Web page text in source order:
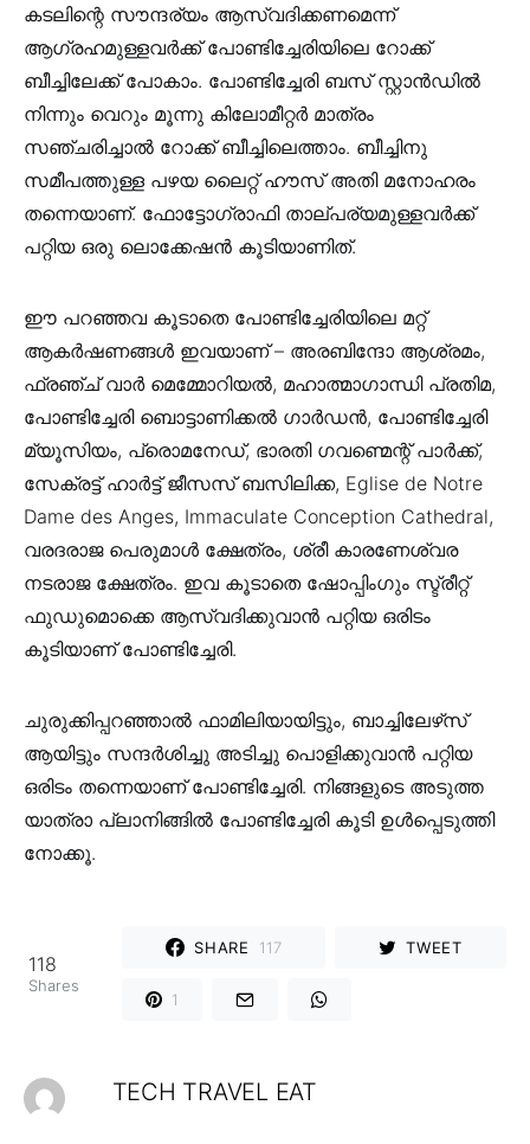
കടലിന്റെ സൗന്ദര്യം ആസ്വദിക്കണമെന്ന്
ആഗ്രഹമുള്ളവർക്ക് പോണ്ടിച്ചേരിയിലെ റോക്ക്
ബീച്ചിലേക്ക് പോകാം. പോണ്ടിച്ചേരി ബസ് സ്റ്റാൻഡിൽ
നിന്നും വെറും മൂന്നു കിലോമീറ്റർ മാത്രം
സഞ്ചരിച്ചാൽ റോക്ക് ബീച്ചിലെത്താം. ബീച്ചിനു
സമീപത്തുള്ള പഴയ ലൈറ്റ് ഹൗസ് അതി മനോഹരം
തന്നെയാണ്. ഫോട്ടോഗ്രാഫി താല്പര്യമുള്ളവർക്ക്
പറ്റിയ ഒരു ലൊക്കേഷൻ കൂടിയാണിത്.
ഈ പറഞ്ഞവ കൂടാതെ പോണ്ടിച്ചേരിയിലെ മറ്റ്
ആകർഷണങ്ങൾ ഇവയാണ് – അരബിന്ദോ ആശ്രമം,
ഫ്രഞ്ച് വാർ മെമ്മോറിയൽ, മഹാത്മാഗാന്ധി പ്രതിമ,
പോണ്ടിച്ചേരി ബൊട്ടാണിക്കൽ ഗാർഡൻ, പോണ്ടിച്ചേരി
മ്യൂസിയം, പ്രൊമനേഡ്, ഭാരതി ഗവണ്മെന്റ് പാർക്ക്,
സേക്രട്ട് ഹാർട്ട് ജീസസ് ബസിലിക്ക, Eglise de Notre
Dame des Anges, Immaculate Conception Cathedral,
വരദരാജ പെരുമാൾ ക്ഷേത്രം, ശ്രീ കാരണേശ്വര
നടരാജ ക്ഷേത്രം. ഇവ കൂടാതെ ഷോപ്പിംഗും സ്ട്രീറ്റ്
ഫുഡുമൊക്കെ ആസ്വദിക്കുവാൻ പറ്റിയ ഒരിടം
കൂടിയാണ് പോണ്ടിച്ചേരി.
ചുരുക്കിപ്പറഞ്ഞാൽ ഫാമിലിയായിട്ടും, ബാച്ചിലേഴ്‌സ്
ആയിട്ടും സന്ദർശിച്ചു അടിച്ചു പൊളിക്കുവാൻ പറ്റിയ
ഒരിടം തന്നെയാണ് പോണ്ടിച്ചേരി. നിങ്ങളുടെ അടുത്ത
യാത്രാ പ്ലാനിങ്ങിൽ പോണ്ടിച്ചേരി കൂടി ഉൾപ്പെടുത്തി
നോക്കൂ.
118
Shares
SHARE 117 TWEET
1
TECH TRAVEL EAT